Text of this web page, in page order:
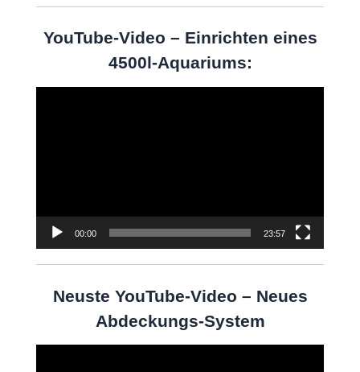
YouTube-Video – Einrichten eines
4500l-Aquariums:
00:00 23:57
Neuste YouTube-Video – Neues
Abdeckungs-System